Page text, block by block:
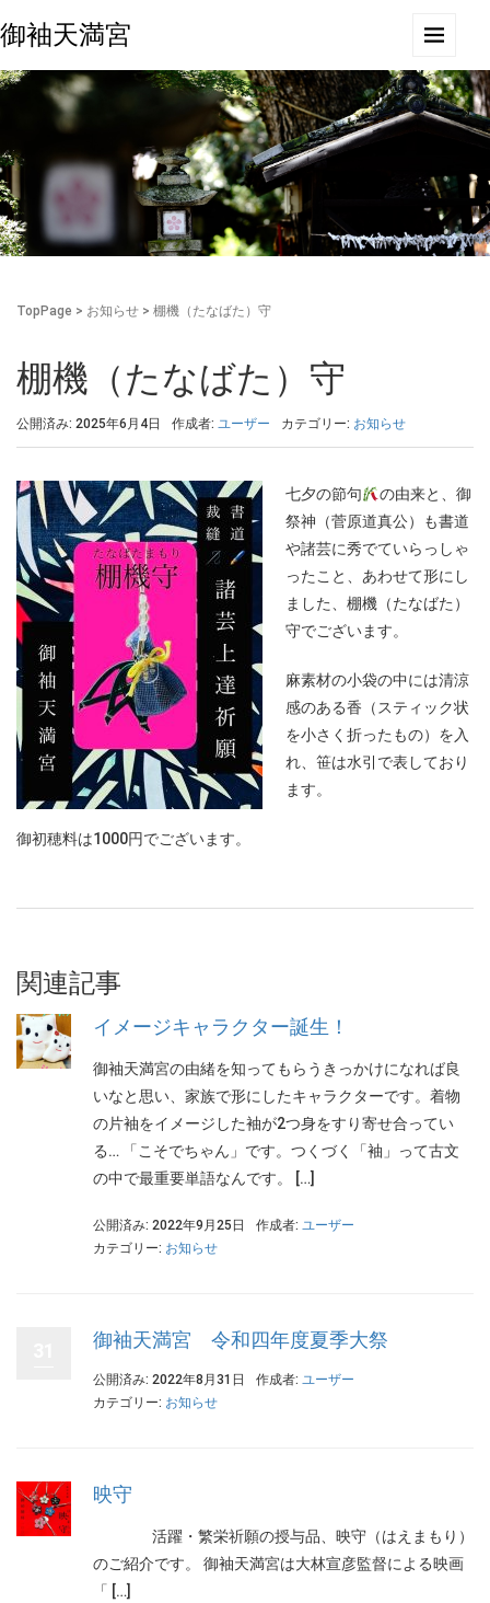
御袖天満宮
TopPage > お知らせ > 棚機（たなばた）守
棚機（たなばた）守
公開済み: 2025年6月4日 作成者: ユーザー カテゴリー: お知らせ
七夕の節句
の由来と、御
祭神（菅原道真公）も書道
や諸芸に秀でていらっしゃ
ったこと、あわせて形にし
ました、棚機（たなばた）
守でございます。
麻素材の小袋の中には清涼
感のある香（スティック状
を小さく折ったもの）を入
れ、笹は水引で表しており
ます。
御初穂料は1000円でございます。
関連記事
イメージキャラクター誕生！
御袖天満宮の由緒を知ってもらうきっかけになれば良
いなと思い、家族で形にしたキャラクターです。着物
の片袖をイメージした袖が2つ身をすり寄せ合ってい
る… 「こそでちゃん」です。つくづく「袖」って古文
の中で最重要単語なんです。 […]
公開済み: 2022年9月25日 作成者: ユーザー
カテゴリー: お知らせ
御袖天満宮 令和四年度夏季大祭
公開済み: 2022年8月31日 作成者: ユーザー
カテゴリー: お知らせ
映守
活躍・繁栄祈願の授与品、映守（はえまもり）
のご紹介です。 御袖天満宮は大林宣彦監督による映画
「 […]